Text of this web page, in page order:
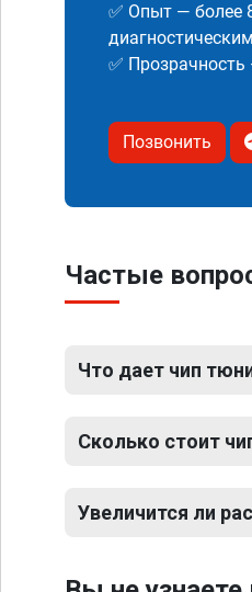
✅ Опыт — более
✅
Позвонить
Частые
Что дает чип
Сколько стоит
Увеличится ли